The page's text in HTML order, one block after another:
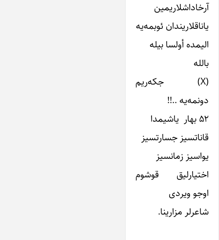
آرخاداشلاریمین
یاناقلاریندان ئوبمه‌یه
الیمده أولسا بیله
بالله
(X) جکه‌ریم
دونمه‌یه ..!!
۵۲ بهار یاشیمدا
قاناتسیز جسارتسیز
یواسیز زمانسیز
اختیارلیق قوشوم
اوجو ویردى
شاعرلر مزارینا.